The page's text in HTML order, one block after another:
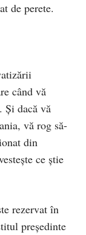
de perete.
când vă
Şi dacă vă
vă rog să-
din
ce ştie
rezervat în
preşedinte